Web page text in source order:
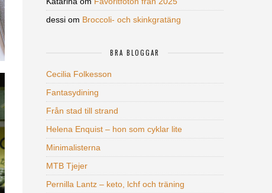
dessi om Broccoli- och skinkgratäng
BRA BLOGGAR
Cecilia Folkesson
Fantasydining
Från stad till strand
Helena Enquist – hon som cyklar lite
Minimalisterna
MTB Tjejer
Pernilla Lantz – keto, lchf och träning